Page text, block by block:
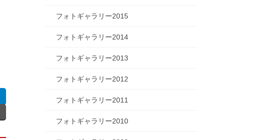
フォトギャラリー2015
フォトギャラリー2014
フォトギャラリー2013
フォトギャラリー2012
フォトギャラリー2011
フォトギャラリー2010